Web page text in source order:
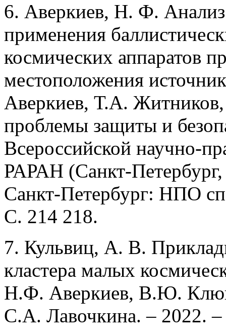
6. Аверкиев, Н. Ф.
применения
космических аппаратов
местоположения
Аверкиев, Т.А.
проблемы защиты и
Всероссийской научно-
РАРАН (Санкт-Петербург,
Санкт-Петербург: НПО
С. 214 218.
7. Кульвиц, А. В.
кластера малых
Н.Ф. Аверкиев, В.Ю.
С.А. Лавочкина. – 2022.